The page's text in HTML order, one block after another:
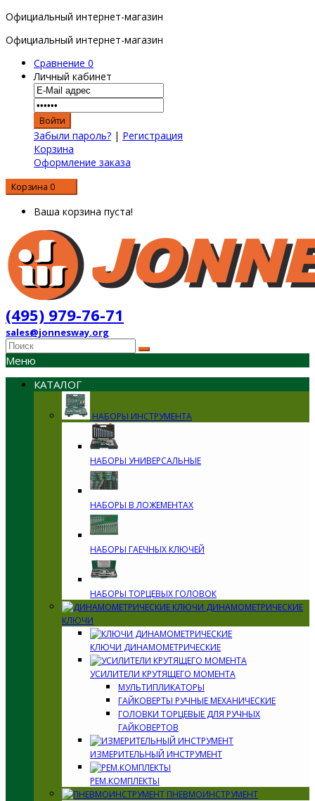
Официальный интернет-магазин
Официальный интернет-магазин
Сравнение 0
Личный кабинет
Забыли пароль? | Регистрация
Корзина
Оформление заказа
Корзина 0
Ваша корзина пуста!
(495) 979-76-71
sales@jonnesway.org
Меню
КАТАЛОГ
НАБОРЫ ИНСТРУМЕНТА
НАБОРЫ УНИВЕРСАЛЬНЫЕ
НАБОРЫ В ЛОЖЕМЕНТАХ
НАБОРЫ ГАЕЧНЫХ КЛЮЧЕЙ
НАБОРЫ ТОРЦЕВЫХ ГОЛОВОК
ДИНАМОМЕТРИЧЕСКИЕ
КЛЮЧИ
КЛЮЧИ ДИНАМОМЕТРИЧЕСКИЕ
УСИЛИТЕЛИ КРУТЯЩЕГО МОМЕНТА
МУЛЬТИПЛИКАТОРЫ
ГАЙКОВЕРТЫ РУЧНЫЕ МЕХАНИЧЕСКИЕ
ГОЛОВКИ ТОРЦЕВЫЕ ДЛЯ РУЧНЫХ
ГАЙКОВЕРТОВ
ИЗМЕРИТЕЛЬНЫЙ ИНСТРУМЕНТ
РЕМ.КОМПЛЕКТЫ
ПНЕВМОИНСТРУМЕНТ